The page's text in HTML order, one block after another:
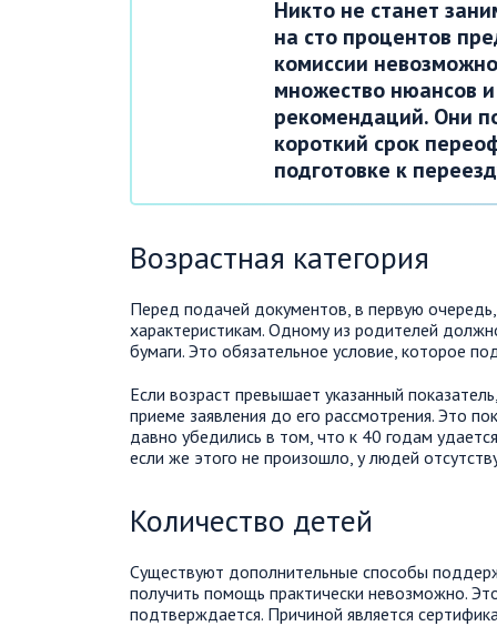
Никто не станет
на сто процентов
комиссии
множество нюансов
рекомендаций. Они
короткий срок
подготовке к
Возрастная категория
Перед подачей документов, в первую
характеристикам. Одному из родителей
бумаги. Это обязательное условие, которое
Если возраст превышает указанный
приеме заявления до его рассмотрения. Это
давно убедились в том, что к 40 годам
если же этого не произошло, у людей
Количество детей
Существуют дополнительные способы
получить помощь практически невозможно.
подтверждается. Причиной является